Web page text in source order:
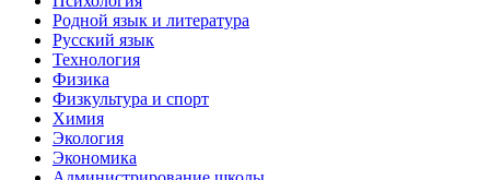
Родной язык и литература
Русский язык
Технология
Физика
Физкультура и спорт
Химия
Экология
Экономика